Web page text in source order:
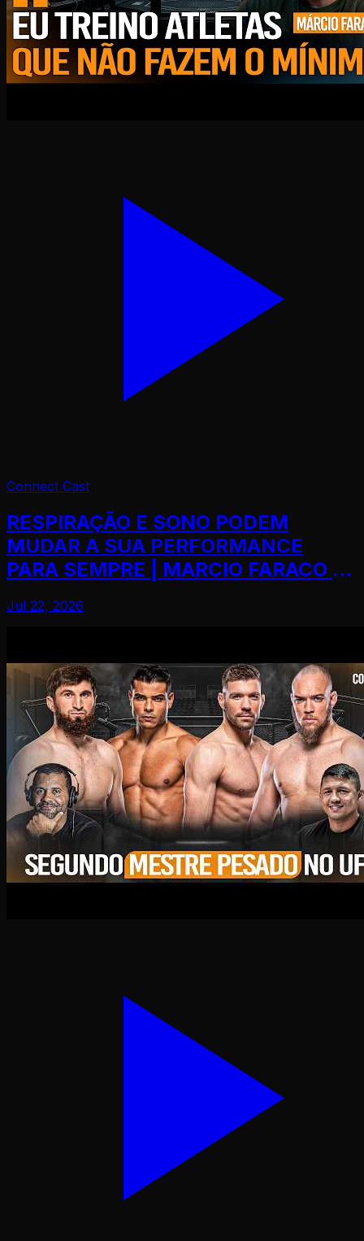
Connect Cast
RESPIRAÇÃO E SONO PODEM
MUDAR A SUA PERFORMANCE
PARA SEMPRE | MARCIO FARACO no
Jul 22, 2026